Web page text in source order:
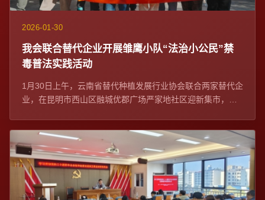
2026-01-30
我会联合替代企业开展雏鹰小队“法治小公民”禁
毒普法实践活动
1月30日上午，云南省替代种植发展行业协会联合两家替代企
业，在昆明市西山区融城优郡广场严家地社区迎新集市，开